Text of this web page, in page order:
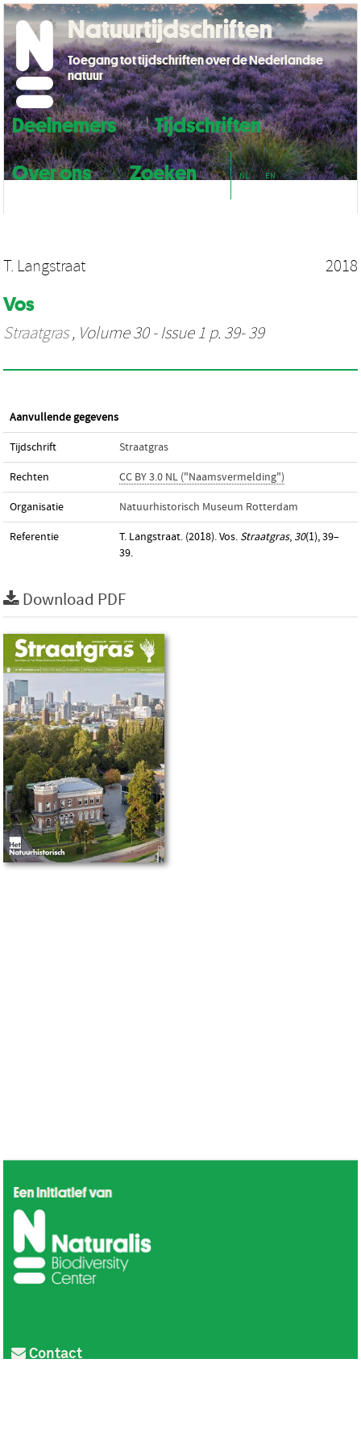
Deelnemers
Tijdschriften
Over ons
Zoeken NL EN
Natuurtijdschriften
Toegang tot tijdschriften over de Nederlandse
natuur
T. Langstraat 2018
Vos
Straatgras, Volume 30 - Issue 1 p. 39- 39
Aanvullende gegevens
Tijdschrift Straatgras
Rechten CC BY 3.0 NL ("Naamsvermelding")
Organisatie Natuurhistorisch Museum Rotterdam
Referentie T. Langstraat. (2018). Vos. Straatgras, 30(1), 39–
39.
Download PDF
Contact